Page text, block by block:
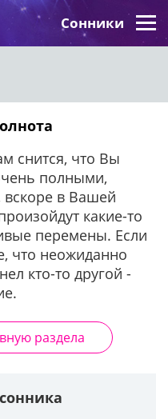
Сонники
снится, что Вы
полными,
вскоре в Вашей
какие-то
перемены. Если
что неожиданно
кто-то другой -
раздела